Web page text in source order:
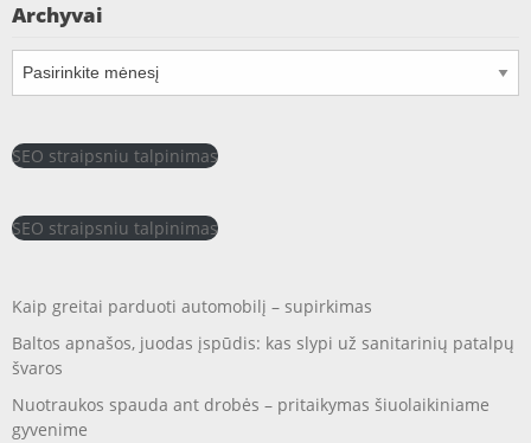
Archyvai
Archyvai
SEO straipsniu talpinimas
SEO straipsniu talpinimas
Kaip greitai parduoti automobilį – supirkimas
Baltos apnašos, juodas įspūdis: kas slypi už sanitarinių patalpų
švaros
Nuotraukos spauda ant drobės – pritaikymas šiuolaikiniame
gyvenime